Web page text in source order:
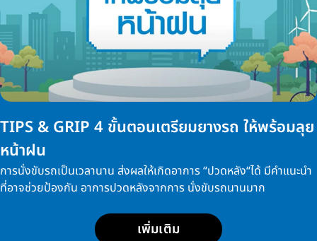
TIPS & GRIP 4 ขั้นตอนเตรียมยางรถ ให้พร้อมลุย
หน้าฝน
การนั่งขับรถเป็นเวลานาน ส่งผลให้เกิดอาการ “ปวดหลัง“ได้ มีคำแนะนำ
ที่อาจช่วยป้องกัน อาการปวดหลังจากการ นั่งขับรถนานมาก
เพิ่มเติม